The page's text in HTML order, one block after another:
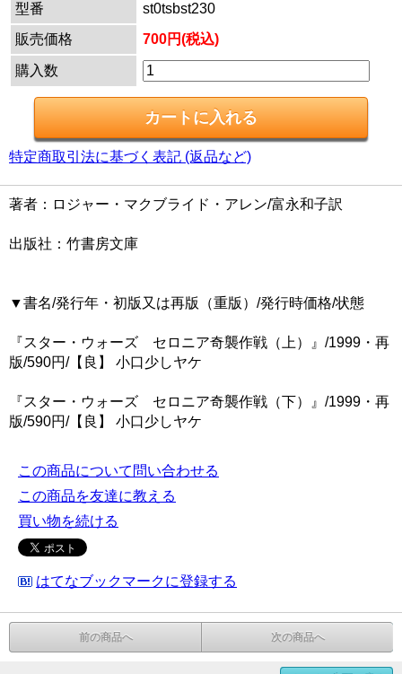
型番
st0tsbst230
販売価格
700円(税込)
購入数
特定商取引法に基づく表記 (返品など)
著者：ロジャー・マクブライド・アレン/富永和子訳
出版社：竹書房文庫
▼書名/発行年・初版又は再版（重版）/発行時価格/状態
『スター・ウォーズ セロニア奇襲作戦（上）』/1999・再
版/590円/【良】 小口少しヤケ
『スター・ウォーズ セロニア奇襲作戦（下）』/1999・再
版/590円/【良】 小口少しヤケ
この商品について問い合わせる
この商品を友達に教える
買い物を続ける
はてなブックマークに登録する
前の商品へ 次の商品へ